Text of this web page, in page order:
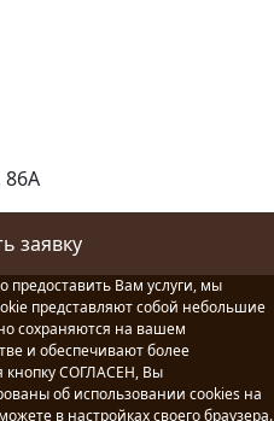
86А
заявку
предоставить Вам услуги, мы
представляют собой небольшие
сохраняются на вашем
и обеспечивают более
кнопку СОГЛАСЕН, Вы
об использовании cookies на
в настройках своего браузера.